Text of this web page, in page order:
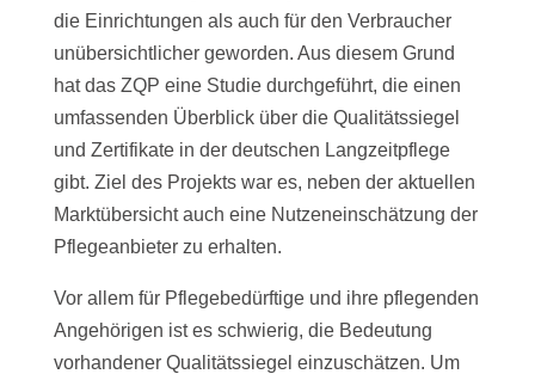
die Einrichtungen als auch für den Verbraucher
unübersichtlicher geworden. Aus diesem Grund
hat das ZQP eine Studie durchgeführt, die einen
umfassenden Überblick über die Qualitätssiegel
und Zertifikate in der deutschen Langzeitpflege
gibt. Ziel des Projekts war es, neben der aktuellen
Marktübersicht auch eine Nutzeneinschätzung der
Pflegeanbieter zu erhalten.
Vor allem für Pflegebedürftige und ihre pflegenden
Angehörigen ist es schwierig, die Bedeutung
vorhandener Qualitätssiegel einzuschätzen. Um